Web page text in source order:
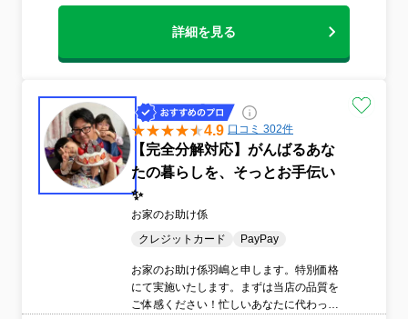
なお子様や化学物質に敏感な方でも安心し
てお過ごしいただけるよう、人体に優しい
エコ洗剤を厳選して使用しています。
詳細を見る
4.9 口コミ 302件
【完全分解対応】がんばるあな
たの暮らしを、そっとお手伝い
✨
お家のお助け係
クレジットカード
PayPay
お家のお助け係羽嶋と申します。特別価格
にて実施いたします。まずは当店の品質を
ご体感ください！忙しいあなたに代わって